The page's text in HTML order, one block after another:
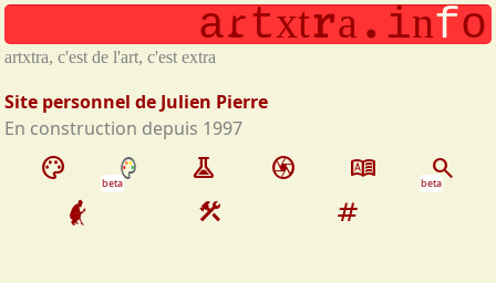
Aller au contenu principal
palette beta experiment camera dictionary search
beta
construction tag
artxtra.info
artxtra, c'est de l'art, c'est extra
Site personnel de Julien Pierre
En construction depuis 1997